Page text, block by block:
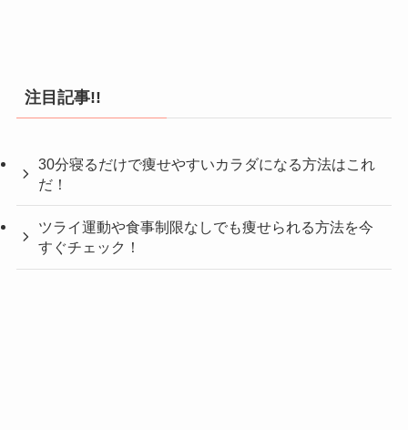
注目記事!!
30分寝るだけで痩せやすいカラダになる方法はこれ
だ！
ツライ運動や食事制限なしでも痩せられる方法を今
すぐチェック！